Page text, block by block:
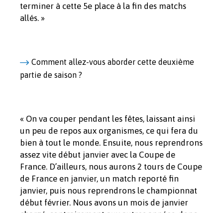
terminer à cette 5e place à la fin des matchs
allés. »
Comment allez-vous aborder cette deuxième
partie de saison ?
« On va couper pendant les fêtes, laissant ainsi
un peu de repos aux organismes, ce qui fera du
bien à tout le monde. Ensuite, nous reprendrons
assez vite début janvier avec la Coupe de
France. D’ailleurs, nous aurons 2 tours de Coupe
de France en janvier, un match reporté fin
janvier, puis nous reprendrons le championnat
début février. Nous avons un mois de janvier